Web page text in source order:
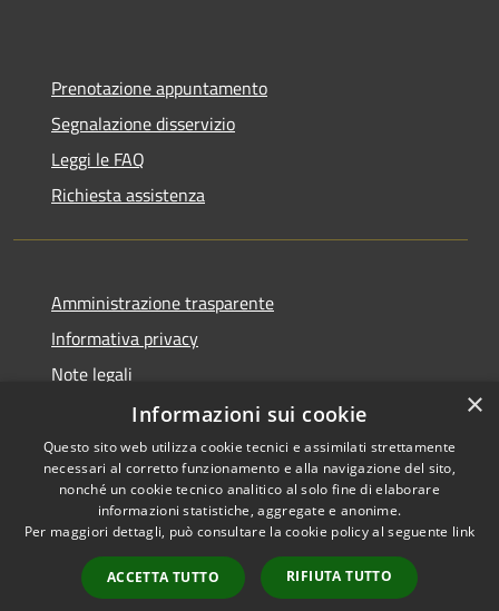
Prenotazione appuntamento
Segnalazione disservizio
Leggi le FAQ
Richiesta assistenza
Amministrazione trasparente
Informativa privacy
Note legali
Dichiarazione di accessibilità
RSS
Accessibilità
Copyright © 2026 • Comune di
Municipium•
Accesso
redazione
×
Informazioni sui cookie
Questo sito web utilizza cookie tecnici e assimilati strettamente
necessari al corretto funzionamento e alla navigazione del sito,
nonché un cookie tecnico analitico al solo fine di elaborare
informazioni statistiche, aggregate e anonime.
Per maggiori dettagli, può consultare la cookie policy al seguente link
ACCETTA TUTTO RIFIUTA TUTTO